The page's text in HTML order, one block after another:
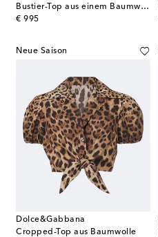
Bustier-Top aus einem Baumwollgemisch
€ 995
original price
Neue Saison
Dolce&Gabbana
Cropped-Top aus Baumwolle